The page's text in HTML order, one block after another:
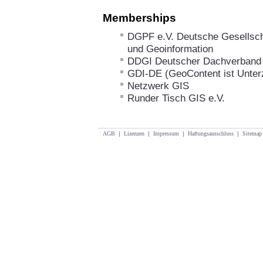
Memberships
DGPF e.V. Deutsche
und Geoinformation
DDGI Deutscher
GDI-DE (GeoContent ist
Netzwerk GIS
Runder Tisch GIS e.V.
AGB | Lizenzen | Impressum | Haftungsausschluss | Sitemap